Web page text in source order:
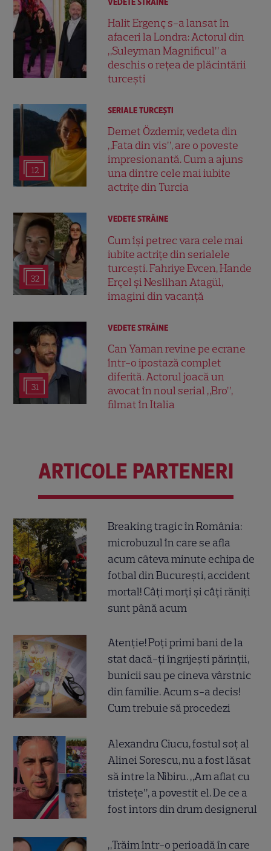
Halit Ergenç s-a lansat în
afaceri la Londra: Actorul din
„Suleyman Magnificul” a
deschis o rețea de plăcintării
turcești
12
SERIALE TURCEŞTI
Demet Özdemir, vedeta din
„Fata din vis”, are o poveste
impresionantă. Cum a ajuns
una dintre cele mai iubite
actrițe din Turcia
32
VEDETE STRĂINE
Cum își petrec vara cele mai
iubite actrițe din serialele
turcești. Fahriye Evcen, Hande
Erçel și Neslihan Atagül,
imagini din vacanță
31
VEDETE STRĂINE
Can Yaman revine pe ecrane
într-o ipostază complet
diferită. Actorul joacă un
avocat în noul serial „Bro”,
filmat în Italia
ARTICOLE PARTENERI
Breaking tragic în România:
microbuzul în care se afla
acum câteva minute echipa de
fotbal din București, accident
mortal! Câți morți și câți răniți
sunt până acum
Atenție! Poți primi bani de la
stat dacă-ți îngrijești părinții,
bunicii sau pe cineva vârstnic
din familie. Acum s-a decis!
Cum trebuie să procedezi
Alexandru Ciucu, fostul soț al
Alinei Sorescu, nu a fost lăsat
să intre la Nibiru. „Am aflat cu
tristețe”, a povestit el. De ce a
fost întors din drum designerul
„Trăim într-o perioadă în care